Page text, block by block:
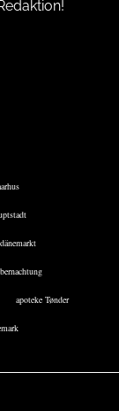
apoteke Tønder